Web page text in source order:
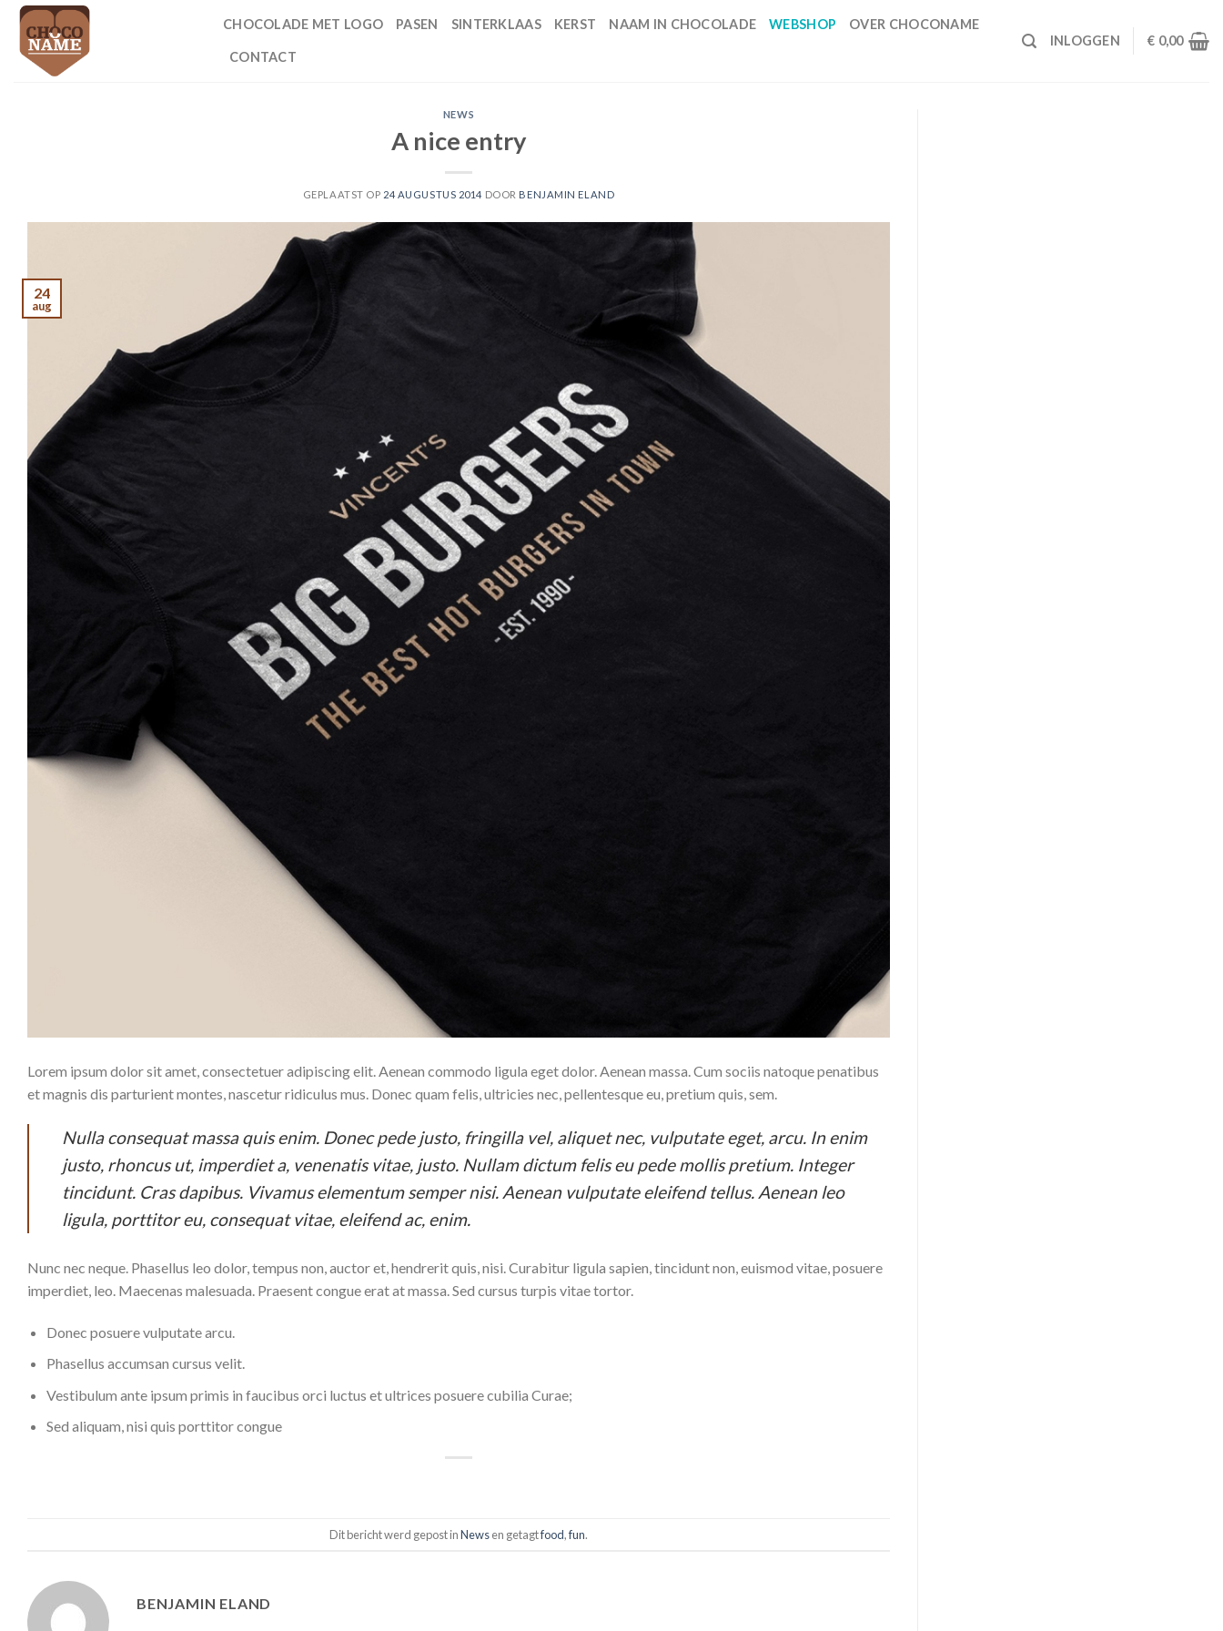
inhoud
CHOCOLADE MET LOGO PASEN SINTERKLAAS KERST NAAM IN CHOCOLADE WEBSHOP OVER CHOCONAME
CONTACT
INLOGGEN € 0,00
NEWS
A nice entry
GEPLAATST OP 24 AUGUSTUS 2014 DOOR BENJAMIN ELAND
24
aug
Lorem ipsum dolor sit amet, consectetuer adipiscing elit. Aenean commodo ligula eget dolor. Aenean massa. Cum sociis natoque penatibus
et magnis dis parturient montes, nascetur ridiculus mus. Donec quam felis, ultricies nec, pellentesque eu, pretium quis, sem.
Nulla consequat massa quis enim. Donec pede justo, fringilla vel, aliquet nec, vulputate eget, arcu. In enim
justo, rhoncus ut, imperdiet a, venenatis vitae, justo. Nullam dictum felis eu pede mollis pretium. Integer
tincidunt. Cras dapibus. Vivamus elementum semper nisi. Aenean vulputate eleifend tellus. Aenean leo
ligula, porttitor eu, consequat vitae, eleifend ac, enim.
Nunc nec neque. Phasellus leo dolor, tempus non, auctor et, hendrerit quis, nisi. Curabitur ligula sapien, tincidunt non, euismod vitae, posuere
imperdiet, leo. Maecenas malesuada. Praesent congue erat at massa. Sed cursus turpis vitae tortor.
Donec posuere vulputate arcu.
Phasellus accumsan cursus velit.
Vestibulum ante ipsum primis in faucibus orci luctus et ultrices posuere cubilia Curae;
Sed aliquam, nisi quis porttitor congue
Dit bericht werd gepost inNewsen getagtfood,fun.
BENJAMIN ELAND